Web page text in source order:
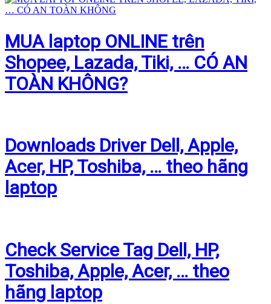
MUA laptop ONLINE trên
Shopee, Lazada, Tiki, … CÓ AN
TOÀN KHÔNG?
Downloads Driver Dell, Apple,
Acer, HP, Toshiba, … theo hãng
laptop
Check Service Tag Dell, HP,
Toshiba, Apple, Acer, … theo
hãng laptop